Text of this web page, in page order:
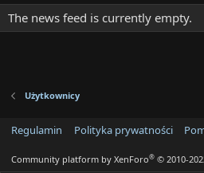
The news feed is currently empty.
Użytkownicy
Regulamin Polityka prywatności
Community platform by XenForo® © 2010-